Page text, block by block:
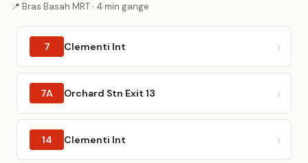
📍 Bras Basah MRT · 4 min gange
7 Clementi Int
7A Orchard Stn Exit 13
14 Clementi Int